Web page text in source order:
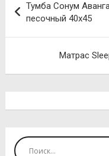
по
записям
Тумба Сонум
песочный 40х45
Матрас